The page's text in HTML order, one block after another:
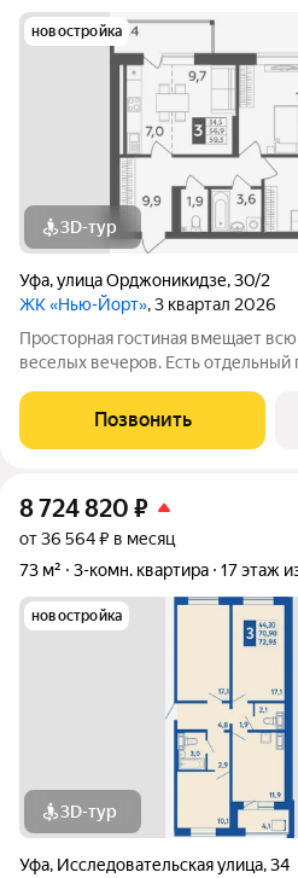
новостройка
3D-тур
Уфа,улица Орджоникидзе,30/2
ЖК «Нью-Йорт», 3 квартал 2026
Просторная гостиная вмещает
веселых вечеров. Есть отдельный
своему: для отдыха или для
планировка без лишних деталей, но
Позвонить
8 724 820 ₽
от 36 564 ₽ в месяц
73 м²
3-комн. квартира 17 этаж
новостройка
3D-тур
Уфа, Исследовательская улица,34